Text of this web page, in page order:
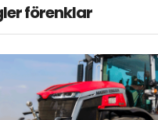
förenklar